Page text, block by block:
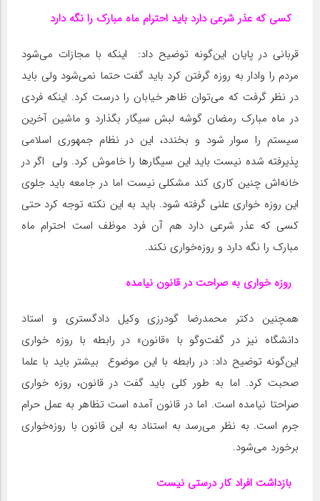
کسی که عذر شرعی دارد باید احترام ماه مبارک را نگه دارد
قربانی در پایان این‌گونه توضیح داد: اینکه با مجازات می‌شود
مردم را وادار به روزه گرفتن کرد باید گفت حتما نمی‌شود ولی باید
در نظر گرفت که می‌توان ظاهر خیابان را درست کرد. اینکه فردی
در ماه مبارک رمضان گوشه لبش سیگار بگذارد و ماشین آخرین
سیستم را سوار شود و بخندد، این در نظام جمهوری اسلامی
پذیرفته شده نیست باید این سیگار‌ها را خاموش کرد. ولی اگر در
خانه‌اش چنین کاری کند مشکلی نیست اما در جامعه باید جلوی
این روزه خواری علنی گرفته شود. باید به این نکته توجه کرد حتی
کسی که عذر شرعی دارد هم آن فرد موظف است احترام ماه
مبارک را نگه دارد و روزه‌خواری نکند.
روزه خواری به صراحت در قانون نیامده
همچنین دکتر محمدرضا گودرزی وکیل دادگستری و استاد
دانشگاه نیز در گفت‌وگو با «قانون» در رابطه با روزه خواری
این‌گونه توضیح داد: در رابطه با این موضوع بیشتر باید با علما
صحبت کرد. اما به طور کلی باید گفت در قانون، روزه خواری
صراحتا نیامده است. اما در قانون آمده است تظاهر به عمل حرام
جرم است. به نظر می‌رسد به استناد به این قانون با روزه‌خواری
برخورد می‌شود.
بازداشت افراد کار درستی نیست